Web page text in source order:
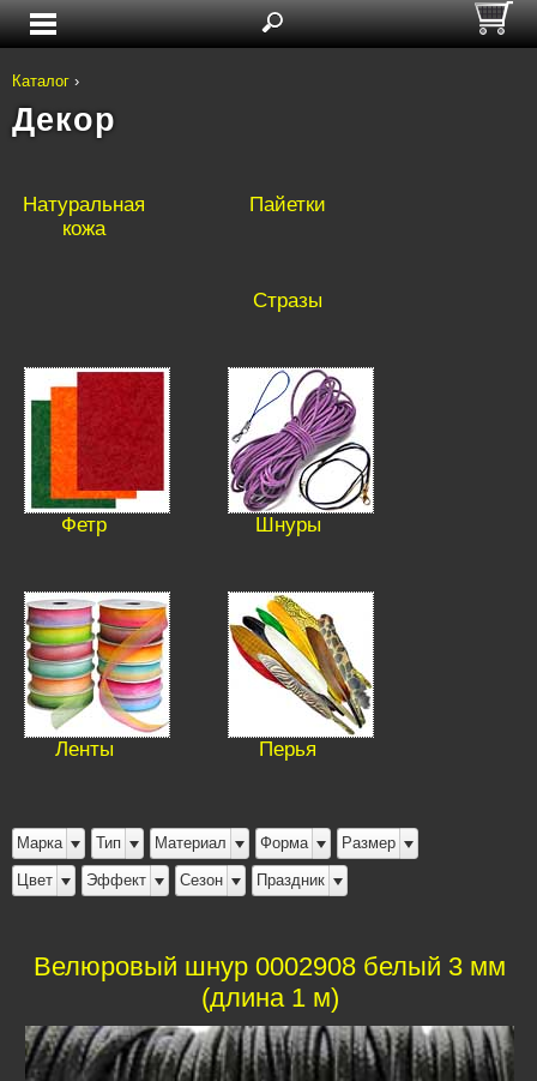
Каталог ›
Декор
Натуральная
кожа
Пайетки
Стразы
Фетр Шнуры
Ленты Перья
Марка Тип Материал Форма Размер
Цвет Эффект Сезон Праздник
Велюровый шнур 0002908 белый 3 мм
(длина 1 м)